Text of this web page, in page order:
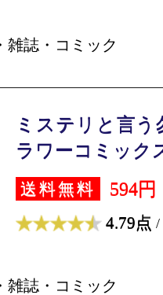
雑誌・コミック
ミステリと言う
ラワーコミック
送料無料 594円
4.79点 /
雑誌・コミック